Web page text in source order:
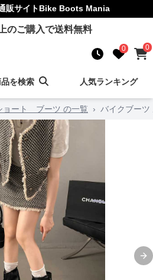
販サイトBike Boots Mania
のご購入で送料無料
0 0
を検索 人気ランキング
ョート ブーツ の一覧 › バイクブーツ